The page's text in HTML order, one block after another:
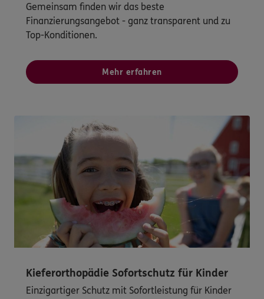
Gemeinsam finden wir das beste
Finanzierungsangebot - ganz transparent und zu
Top-Konditionen.
Mehr erfahren
Kieferorthopädie Sofortschutz für Kinder
Einzigartiger Schutz mit Sofortleistung für Kinder